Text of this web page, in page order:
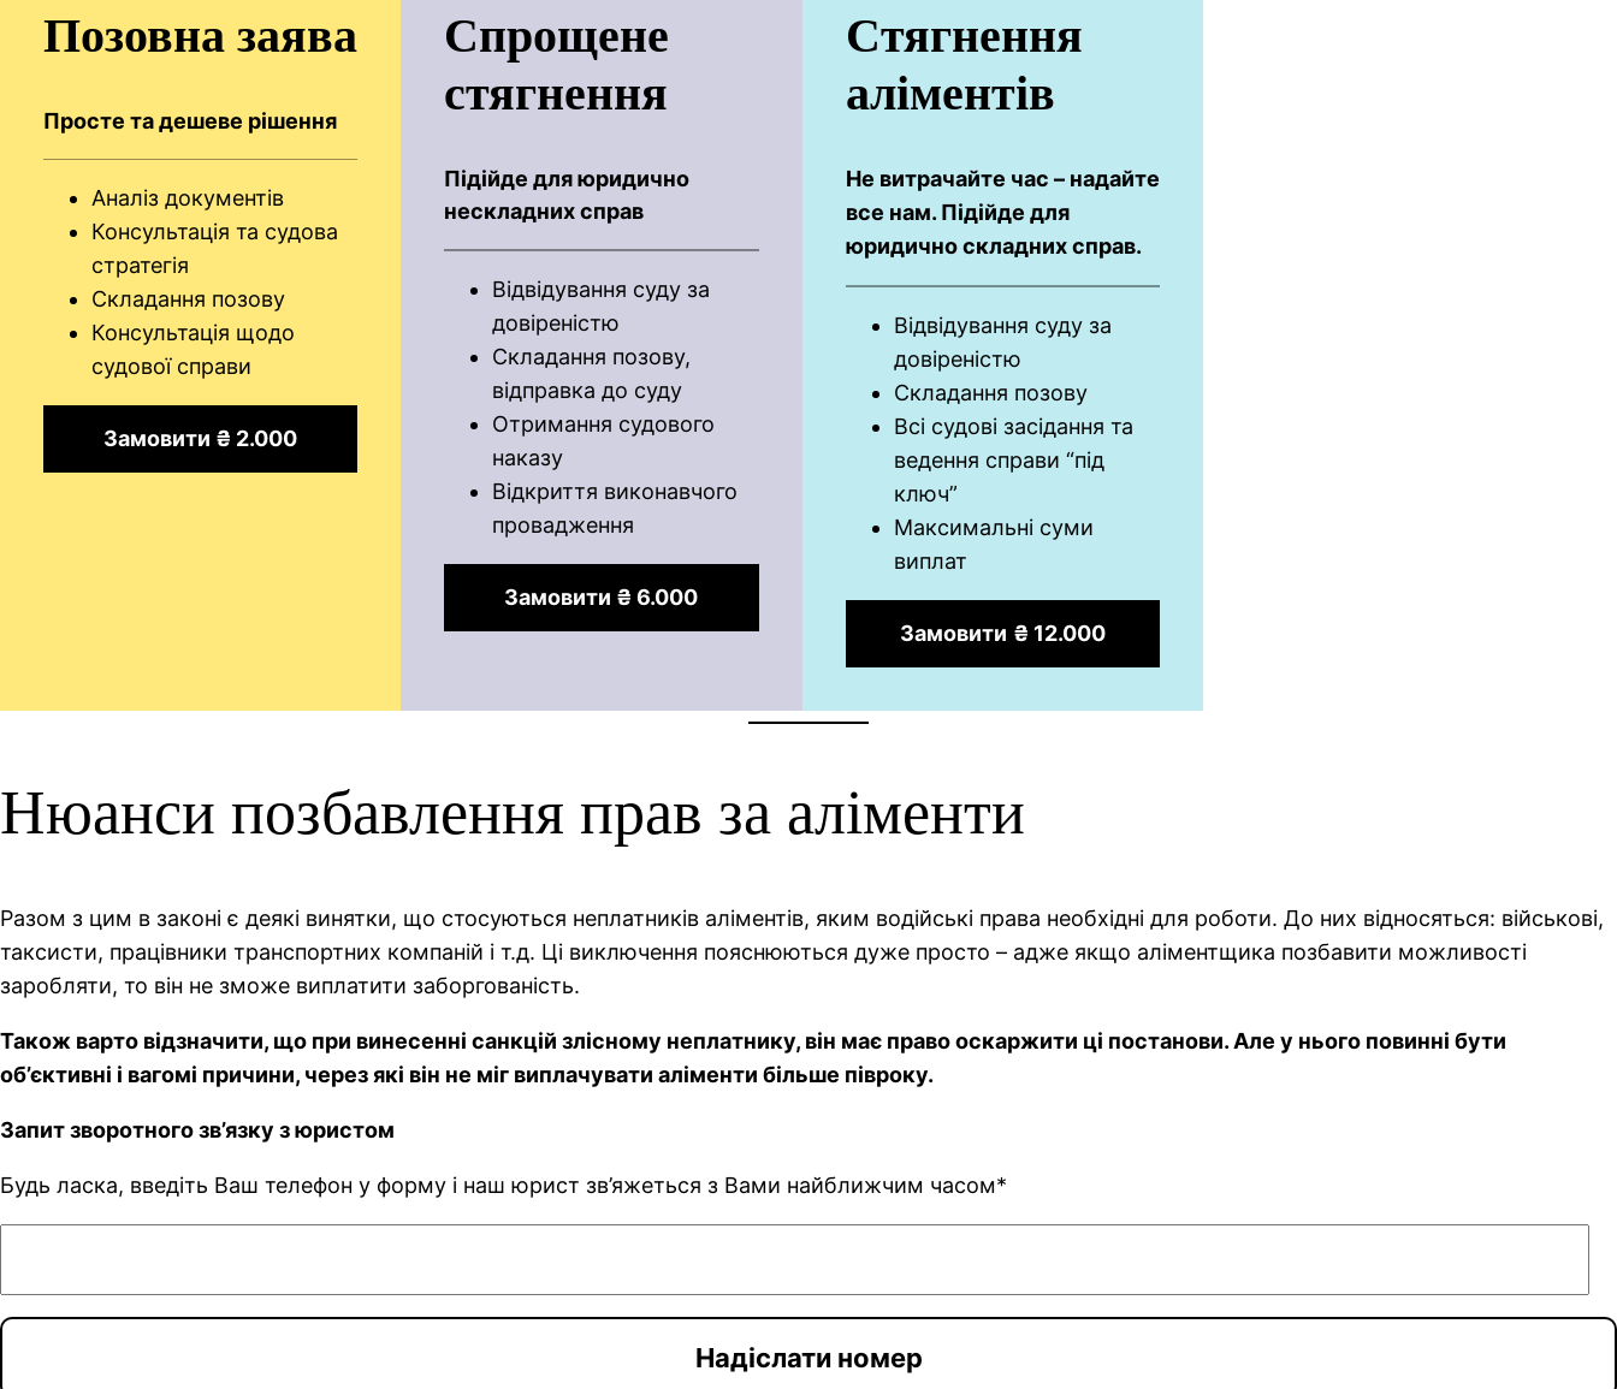
Позовна заява
Просте та дешеве рішення
Аналіз документів
Консультація та судова
стратегія
Складання позову
Консультація щодо
судової справи
Замовити ₴ 2.000
Спрощене
стягнення
Підійде для юридично
нескладних справ
Відвідування суду за
довіреністю
Складання позову,
відправка до суду
Отримання судового
наказу
Відкриття виконавчого
провадження
Замовити ₴ 6.000
Cтягнення
аліментів
Не витрачайте час – надайте
все нам. Підійде для
юридично складних справ.
Відвідування суду за
довіреністю
Складання позову
Всі судові засідання та
ведення справи “під
ключ”
Максимальні суми
виплат
Замовити ₴ 12.000
Нюанси позбавлення прав за аліменти
Разом з цим в законі є деякі винятки, що стосуються неплатників аліментів, яким водійські права необхідні для роботи. До них відносяться: військові,
таксисти, працівники транспортних компаній і т.д. Ці виключення пояснюються дуже просто – адже якщо аліментщика позбавити можливості
заробляти, то він не зможе виплатити заборгованість.
Також варто відзначити, що при винесенні санкцій злісному неплатнику, він має право оскаржити ці постанови. Але у нього повинні бути
об’єктивні і вагомі причини, через які він не міг виплачувати аліменти більше півроку.
Запит зворотного зв’язку з юристом
Будь ласка, введіть Ваш телефон у форму і наш юрист зв’яжеться з Вами найближчим часом*